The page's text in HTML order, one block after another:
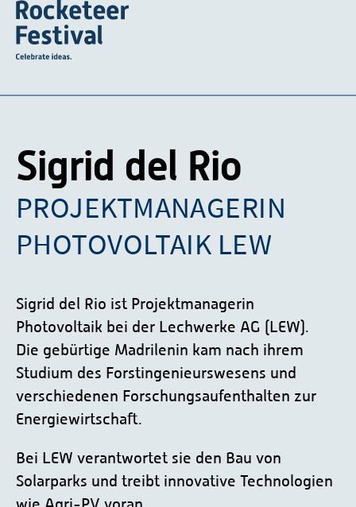
Sigrid del Rio
PROJEKTMANAGERIN
PHOTOVOLTAIK LEW
Sigrid del Rio ist Projektmanagerin
Photovoltaik bei der Lechwerke AG (LEW).
Die gebürtige Madrilenin kam nach ihrem
Studium des Forstingenieurswesens und
verschiedenen Forschungsaufenthalten zur
Energiewirtschaft.
Bei LEW verantwortet sie den Bau von
Solarparks und treibt innovative Technologien
wie Agri-PV voran.